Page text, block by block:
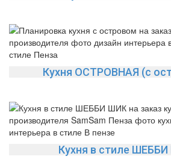
Кухня ОСТРОВНАЯ (с
Кухня в стиле